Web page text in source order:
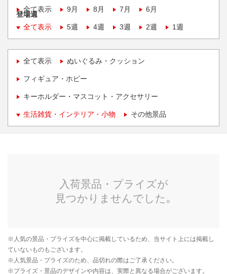
全て表示
9月 8月 7月 6月
登場週
全て表示
5週 4週 3週 2週 1週
全て表示 ぬいぐるみ・クッション
フィギュア・ホビー
キーホルダー・マスコット・アクセサリー
生活雑貨・インテリア・小物 その他景品